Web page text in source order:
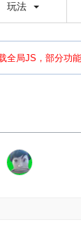
玩法
全局JS，部分功
功能中的刷新